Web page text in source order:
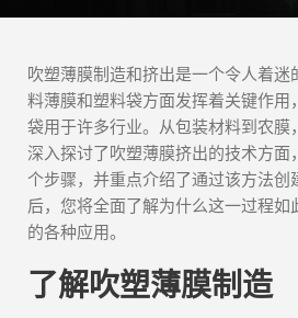
吹塑薄膜制造和挤出是一个令人着迷
料薄膜和塑料袋方面发挥着关键作用
袋用于许多行业。从包装材料到农膜
深入探讨了吹塑薄膜挤出的技术方面
个步骤，并重点介绍了通过该方法创
后，您将全面了解为什么这一过程如
的各种应用。
了解吹塑薄膜制造